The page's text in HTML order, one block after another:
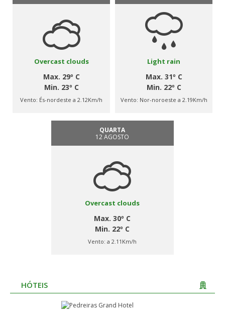
Overcast clouds
Max. 29º C
Min. 23º C
Vento: És-nordeste a 2.12Km/h
Light rain
Max. 31º C
Min. 22º C
Vento: Nor-noroeste a 2.19Km/h
QUARTA
12 AGOSTO
Overcast clouds
Max. 30º C
Min. 22º C
Vento:a 2.11Km/h
HÓTEIS